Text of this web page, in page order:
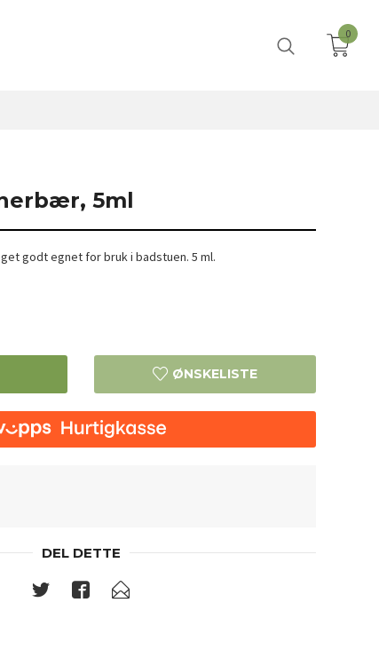
0
5ml
godt egnet for bruk i badstuen. 5 ml.
ØNSKELISTE
DEL DETTE